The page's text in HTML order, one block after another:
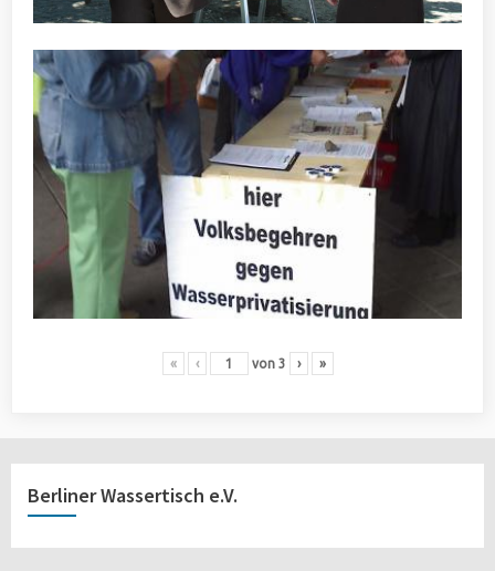
« ‹ von 3 › »
Berliner Wassertisch e.V.